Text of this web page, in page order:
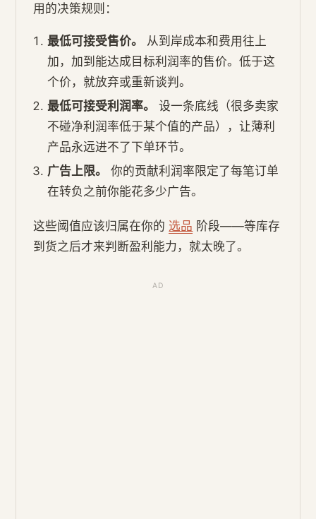
用的决策规则：
最低可接受售价。
从到岸成本和费用往上
加，加到能达成目标利润率的售价。低于这
个价，就放弃或重新谈判。
最低可接受利润率。
设一条底线（很多卖家
不碰净利润率低于某个值的产品），让薄利
产品永远进不了下单环节。
广告上限。
你的贡献利润率限定了每笔订单
在转负之前你能花多少广告。
这些阈值应该归属在你的 选品 阶段——等库存
到货之后才来判断盈利能力，就太晚了。